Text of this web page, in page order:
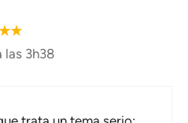
★
las 3h38